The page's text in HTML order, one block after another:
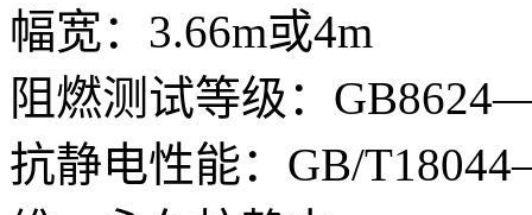
幅宽：3.66m或4m
阻燃测试等级：
抗静电性能：GB/